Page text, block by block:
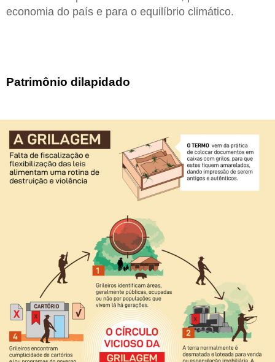
economia do país e para o equilíbrio climático.
Patrimônio dilapidado